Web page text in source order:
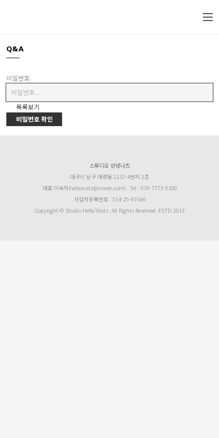
Q&A
비밀번호
목록보기
비밀번호 확인
스튜디오 안녕나츠
대구시 남구 대명동 2132-4번지 2층
대표:이숙자(hellonatz@naver.com) Tel : 070-7773-5100
사업자등록번호 : 514-25-97666
Copyright © Studio Hello’Natz. All Rights Reserved. ESTD 2013